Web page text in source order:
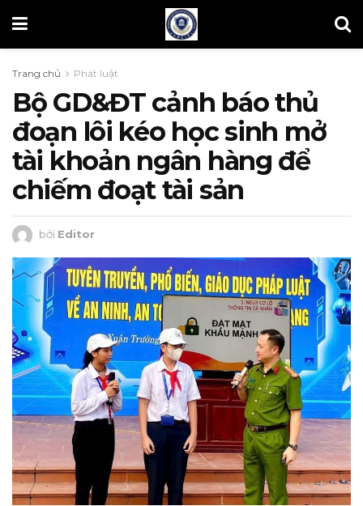
Trang chủ Phát luật
Bộ GD&ĐT cảnh báo thủ
đoạn lôi kéo học sinh mở
tài khoản ngân hàng để
chiếm đoạt tài sản
bởi Editor